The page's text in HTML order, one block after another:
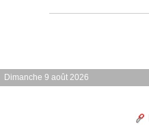
Dimanche 9 août 2026